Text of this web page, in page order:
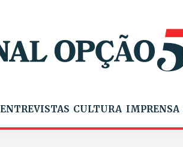
ENTREVISTAS CULTURA IMPRENSA